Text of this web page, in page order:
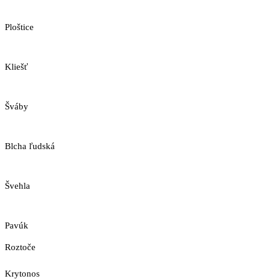
Ploštice
Kliešť
Šváby
Blcha ľudská
Švehla
Pavúk
Roztoče
Krytonos